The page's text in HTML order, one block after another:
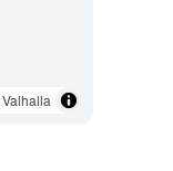
Valhalla